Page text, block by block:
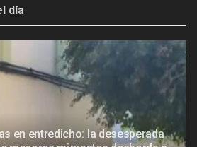
día
en entredicho: la desesperada